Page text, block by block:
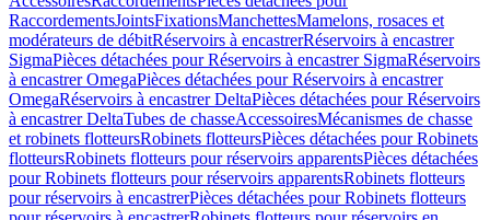
RaccordementsJointsFixationsManchettesMamelons, rosaces et
modérateurs de débitRéservoirs à encastrerRéservoirs à encastrer
SigmaPièces détachées pour Réservoirs à encastrer SigmaRéservoirs
à encastrer OmegaPièces détachées pour Réservoirs à encastrer
OmegaRéservoirs à encastrer DeltaPièces détachées pour Réservoirs
à encastrer DeltaTubes de chasseAccessoiresMécanismes de chasse
et robinets flotteursRobinets flotteursPièces détachées pour Robinets
flotteursRobinets flotteurs pour réservoirs apparentsPièces détachées
pour Robinets flotteurs pour réservoirs apparentsRobinets flotteurs
pour réservoirs à encastrerPièces détachées pour Robinets flotteurs